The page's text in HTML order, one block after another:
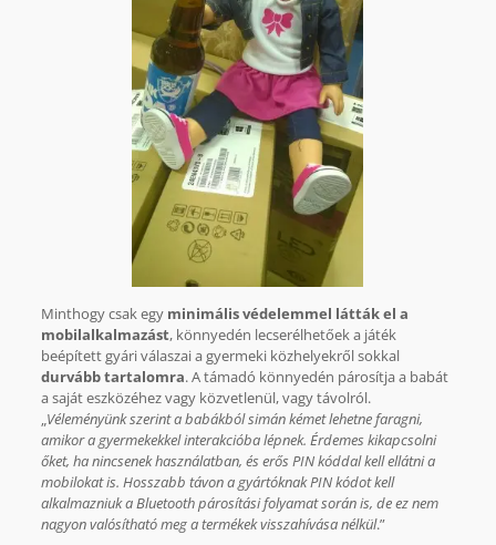
Minthogy csak egy minimális védelemmel látták el a
mobilalkalmazást, könnyedén lecserélhetőek a játék
beépített gyári válaszai a gyermeki közhelyekről sokkal
durvább tartalomra. A támadó könnyedén párosítja a babát
a saját eszközéhez vagy közvetlenül, vagy távolról.
„Véleményünk szerint a babákból simán kémet lehetne faragni,
amikor a gyermekekkel interakcióba lépnek. Érdemes kikapcsolni
őket, ha nincsenek használatban, és erős PIN kóddal kell ellátni a
mobilokat is. Hosszabb távon a gyártóknak PIN kódot kell
alkalmazniuk a Bluetooth párosítási folyamat során is, de ez nem
nagyon valósítható meg a termékek visszahívása nélkül.”